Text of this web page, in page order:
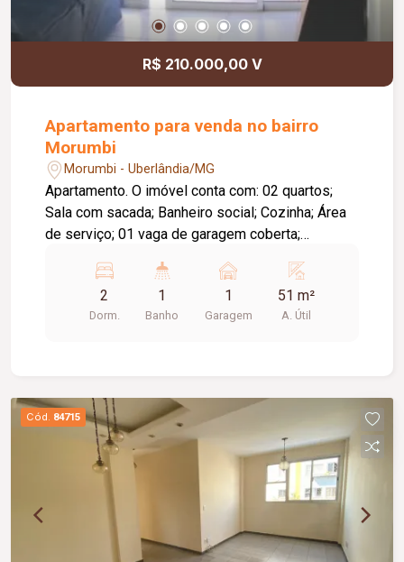
R$ 210.000,00 V
Apartamento para venda no bairro
Morumbi
Morumbi - Uberlândia/MG
Apartamento. O imóvel conta com: 02 quartos;
Sala com sacada; Banheiro social; Cozinha; Área
de serviço; 01 vaga de garagem coberta;
funcionais e bem distribuídos, proporcionando
conforto e praticidade para o dia a dia.
Informações complementares: Condomínio no
2
Dorm.
1
Banho
1
Garagem
51 m²
A. Útil
Cód. 84715